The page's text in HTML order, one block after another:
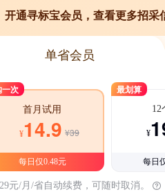
开通寻标宝会员，查看更多招采
单省会员
次
首月试用
¥14.9 ¥39
每日仅0.48元
最划算
12
¥
每日
元/月/省自动续费，可随时取消。